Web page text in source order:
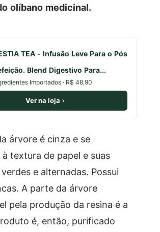
olíbano medicinal.
TEA - Infusão Leve Para o Pós
Blend Digestivo Para...
Importados · R$ 48,90
Ver na loja
árvore é cinza e se
à textura de papel e suas
e alternadas. Possui
A parte da árvore
pela produção da resina é a
é, então, purificado